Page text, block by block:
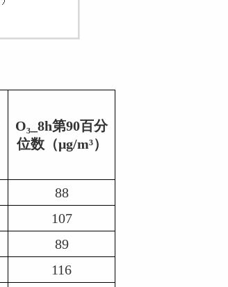
O₃_8h第90百分
位数（μg/m³）
88
107
89
116